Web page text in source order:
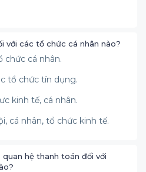
với các tổ chức cá nhân nào?
chức cá nhân.
tổ chức tín dụng.
kinh tế, cá nhân.
cá nhân, tổ chức kinh tế.
hệ thanh toán đối với